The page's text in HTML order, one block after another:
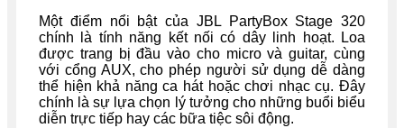
Một điểm nổi bật của JBL PartyBox Stage 320
chính là tính năng kết nối có dây linh hoạt. Loa
được trang bị đầu vào cho micro và guitar, cùng
với cổng AUX, cho phép người sử dụng dễ dàng
thể hiện khả năng ca hát hoặc chơi nhạc cụ. Đây
chính là sự lựa chọn lý tưởng cho những buổi biểu
diễn trực tiếp hay các bữa tiệc sôi động.